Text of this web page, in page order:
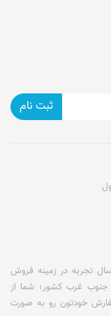
ثبت نام
تجربه در زمینه فروش
جنوب غرب کشور؛ شما از
خودتون رو به صورت